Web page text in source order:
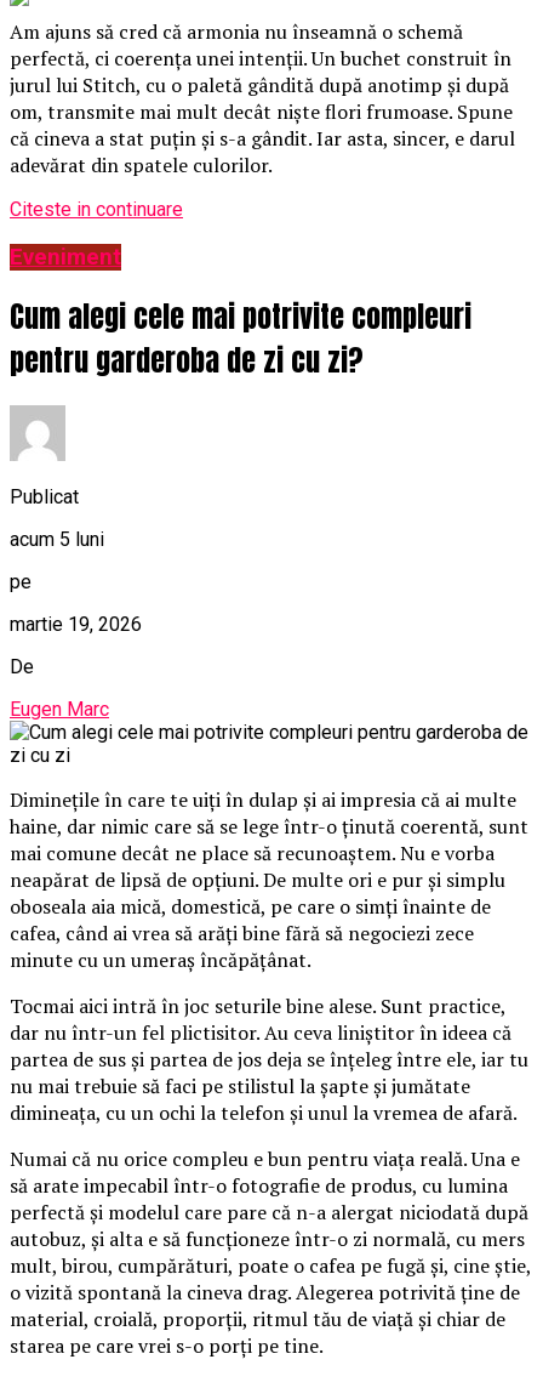
Am ajuns să cred că armonia nu înseamnă o schemă
perfectă, ci coerența unei intenții. Un buchet construit în
jurul lui Stitch, cu o paletă gândită după anotimp și după
om, transmite mai mult decât niște flori frumoase. Spune
că cineva a stat puțin și s-a gândit. Iar asta, sincer, e darul
adevărat din spatele culorilor.
Citeste in continuare
Eveniment
Cum alegi cele mai potrivite compleuri
pentru garderoba de zi cu zi?
Publicat
acum 5 luni
pe
martie 19, 2026
De
Eugen Marc
Diminețile în care te uiți în dulap și ai impresia că ai multe
haine, dar nimic care să se lege într-o ținută coerentă, sunt
mai comune decât ne place să recunoaștem. Nu e vorba
neapărat de lipsă de opțiuni. De multe ori e pur și simplu
oboseala aia mică, domestică, pe care o simți înainte de
cafea, când ai vrea să arăți bine fără să negociezi zece
minute cu un umeraș încăpățânat.
Tocmai aici intră în joc seturile bine alese. Sunt practice,
dar nu într-un fel plictisitor. Au ceva liniștitor în ideea că
partea de sus și partea de jos deja se înțeleg între ele, iar tu
nu mai trebuie să faci pe stilistul la șapte și jumătate
dimineața, cu un ochi la telefon și unul la vremea de afară.
Numai că nu orice compleu e bun pentru viața reală. Una e
să arate impecabil într-o fotografie de produs, cu lumina
perfectă și modelul care pare că n-a alergat niciodată după
autobuz, și alta e să funcționeze într-o zi normală, cu mers
mult, birou, cumpărături, poate o cafea pe fugă și, cine știe,
o vizită spontană la cineva drag. Alegerea potrivită ține de
material, croială, proporții, ritmul tău de viață și chiar de
starea pe care vrei s-o porți pe tine.